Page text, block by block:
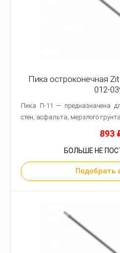
Пика остроконечная
012-
Пика П-11 — предназначена
стен, асфальта, мерзлого
893
БОЛЬШЕ НЕ
Подобрать